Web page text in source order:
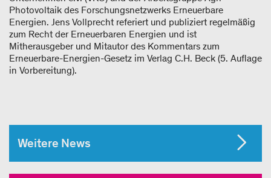
Photovoltaik des Forschungsnetzwerks Erneuerbare
Energien. Jens Vollprecht referiert und publiziert regelmäßig
zum Recht der Erneuerbaren Energien und ist
Mitherausgeber und Mitautor des Kommentars zum
Erneuerbare-Energien-Gesetz im Verlag C.H. Beck (5. Auflage
in Vorbereitung).
Weitere News